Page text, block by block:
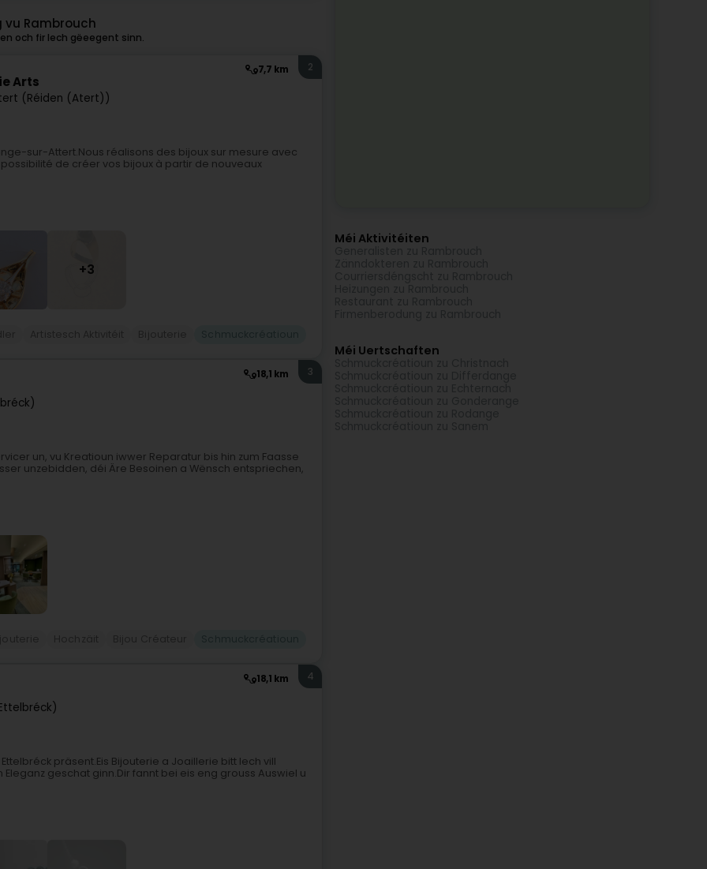
Rambrouch
och fir Iech gëeegent sinn.
7,7 km
Arts
(Réiden (Atert))
2
sur-Attert.Nous réalisons des bijoux sur mesure avec
de créer vos bijoux à partir de nouveaux
+3
18,1 km 3
un, vu Kreatioun iwwer Reparatur bis hin zum Faasse
unzebidden, déi Äre Besoinen a Wënsch entspriechen,
18,1 km 4
präsent.Eis Bijouterie a Joaillerie bitt Iech vill
geschat ginn.Dir fannt bei eis eng grouss Auswiel u
Méi Aktivitéiten
Méi Uertschaften